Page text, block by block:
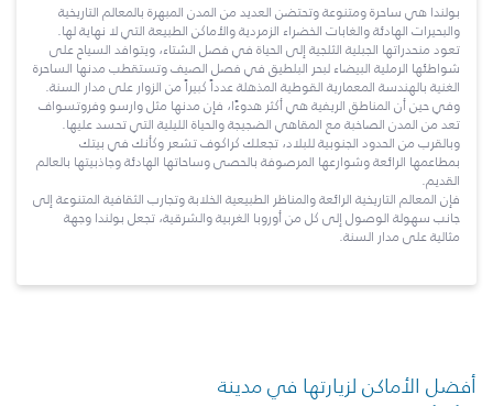
بولندا هي ساحرة ومتنوعة وتحتضن العديد من المدن المبهرة بالمعالم التاريخية
والبحيرات الهادئة والغابات الخضراء الزمردية والأماكن الطبيعة التي لا نهاية لها.
تعود منحدراتها الجبلية الثلجية إلى الحياة في فصل الشتاء، ويتوافد السياح على
شواطئها الرملية البيضاء لبحر البلطيق في فصل الصيف وتستقطب مدنها الساحرة
الغنية بالهندسة المعمارية القوطية المذهلة عدداً كبيراً من الزوار على مدار السنة.
وفي حين أن المناطق الريفية هي أكثر هدوءًا، فإن مدنها مثل وارسو وفروتسواف
تعد من المدن الصاخبة مع المقاهي الضجيجة والحياة الليلية التي تحسد عليها.
وبالقرب من الحدود الجنوبية للبلاد، تجعلك كراكوف تشعر وكأنك في بيتك
بمطاعمها الرائعة وشوارعها المرصوفة بالحصى وساحاتها الهادئة وجاذبيتها بالعالم
القديم.
فإن المعالم التاريخية الرائعة والمناظر الطبيعية الخلابة وتجارب الثقافية المتنوعة إلى
جانب سهولة الوصول إلى كل من أوروبا الغربية والشرقية، تجعل بولندا وجهة
مثالية على مدار السنة.
أفضل الأماكن لزيارتها في مدينة